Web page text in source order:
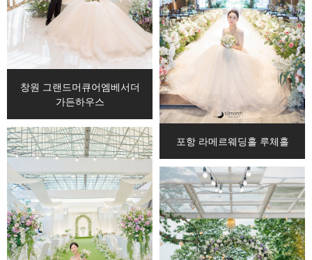
창원 그랜드머큐어엠베서더
가든하우스
포항 라메르웨딩홀 루체홀